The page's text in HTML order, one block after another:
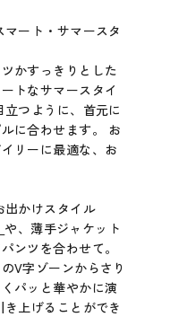
ート・サマースタ
かすっきりとした
トなサマースタイ
つように、首元に
に合わせます。 お
リーに最適な、お
出かけスタイル
や、薄手ジャケット
ンツを合わせて。
V字ゾーンからさり
パッと華やかに演
上げることができ